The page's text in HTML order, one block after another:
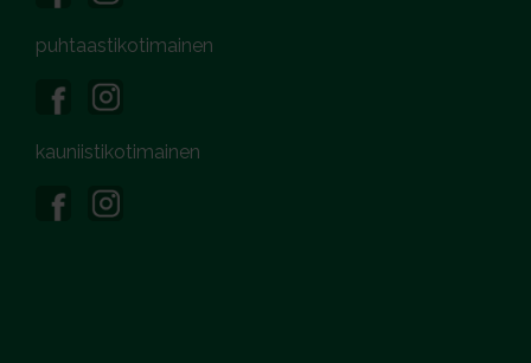
puhtaastikotimainen
kauniistikotimainen